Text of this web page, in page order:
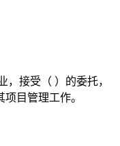
，接受（ ）的委托，
目管理工作。